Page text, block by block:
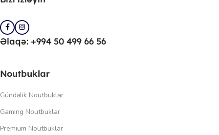
Əlaqə: +994 50 499 66 56
Noutbuklar
Gündəlik Noutbuklar
Gaming Noutbuklar
Premium Noutbuklar